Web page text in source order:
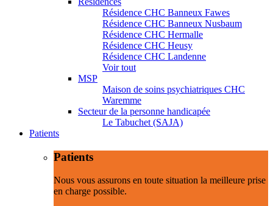
Résidence CHC Banneux Fawes
Résidence CHC Banneux Nusbaum
Résidence CHC Hermalle
Résidence CHC Heusy
Résidence CHC Landenne
Voir tout
MSP
Maison de soins psychiatriques CHC
Waremme
Secteur de la personne handicapée
Le Tabuchet (SAJA)
Patients
Patients
Nous vous assurons en toute situation la meilleure prise
en charge possible.